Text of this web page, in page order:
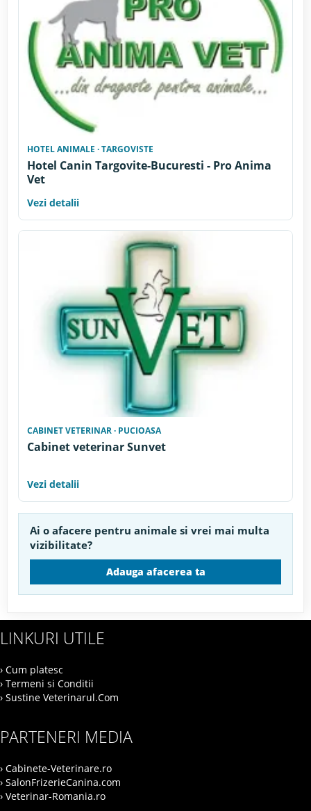
HOTEL ANIMALE · TARGOVISTE
Hotel Canin Targovite-Bucuresti - Pro Anima
Vet
Vezi detalii
CABINET VETERINAR · PUCIOASA
Cabinet veterinar Sunvet
Vezi detalii
Ai o afacere pentru animale si vrei mai multa
vizibilitate?
Adauga afacerea ta
LINKURI UTILE
› Cum platesc
› Termeni si Conditii
› Sustine Veterinarul.Com
PARTENERI MEDIA
› Cabinete-Veterinare.ro
› SalonFrizerieCanina.com
› Veterinar-Romania.ro